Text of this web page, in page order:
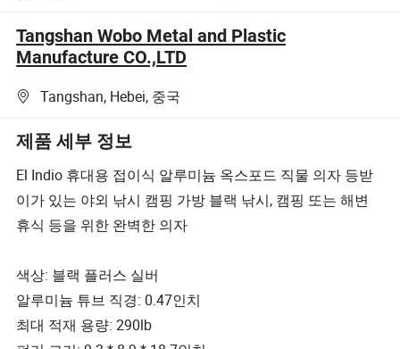
Tangshan Wobo Metal and Plastic
Manufacture CO.,LTD
Tangshan, Hebei, 중국
제품 세부 정보
El Indio 휴대용 접이식 알루미늄 옥스포드 직물 의자 등받
이가 있는 야외 낚시 캠핑 가방 블랙 낚시, 캠핑 또는 해변
휴식 등을 위한 완벽한 의자
색상: 블랙 플러스 실버
알루미늄 튜브 직경: 0.47인치
최대 적재 용량: 290lb